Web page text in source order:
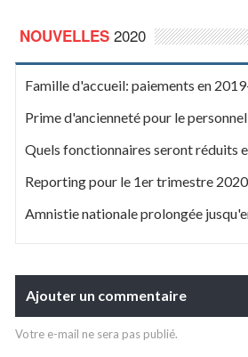
NOUVELLES2020
Famille d'accueil: paiements en
Prime d'ancienneté pour le
Quels fonctionnaires seront réduits
Reporting pour le 1er trimestre 2020
Amnistie nationale prolongée
Ajouter un commentaire
Votre e-mail ne sera pas publié.